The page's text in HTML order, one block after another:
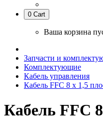
0 Cart
Ваша корзина
Запчасти и
Комплектующие
Кабель управления
Кабель FFC 8 х 1,5
Кабель FFC